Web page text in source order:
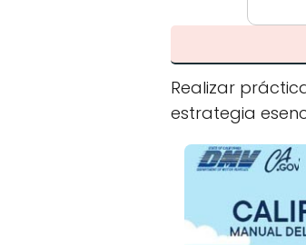
Realizar
estrategia